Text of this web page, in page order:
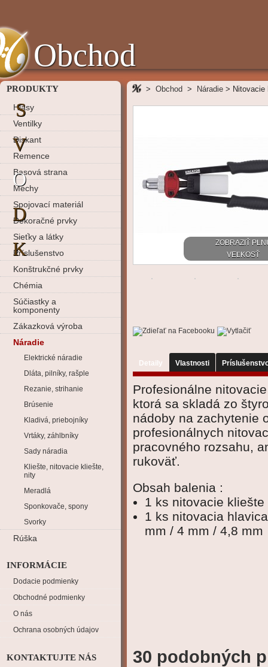
Obchod
PRODUKTY
Hlasy
Ventilky
Diskant
Remence
Basová strana
Mechy
Spojovací materiál
Dekoračné prvky
Sieťky a látky
Príslušenstvo
Konštrukčné prvky
Chémia
Súčiastky a
komponenty
Zákazková výroba
Náradie
Elektrické náradie
Dláta, pilníky, rašple
Rezanie, strihanie
Brúsenie
Kladivá, priebojníky
Vrtáky, záhlbníky
Sady náradia
Kliešte, nitovacie kliešte,
nity
Meradlá
Sponkovače, spony
Svorky
Rúška
INFORMÁCIE
Dodacie podmienky
Obchodné podmienky
O nás
Ochrana osobných údajov
S
V
O
D
K
KONTAKTUJTE NÁS
> Obchod > Náradie >
ZOBRAZIŤ
VEĽKOSŤ
Detaily Vlastnosti
Profesionálne
ktorá sa skladá zo
nádoby na zachytenie
profesionálnych
pracovného rozsahu,
rukoväť.
Obsah balenia :
1 ks nitovacie kliešte
1 ks nitovacia
mm / 4 mm / 4,8 mm
30 podobných